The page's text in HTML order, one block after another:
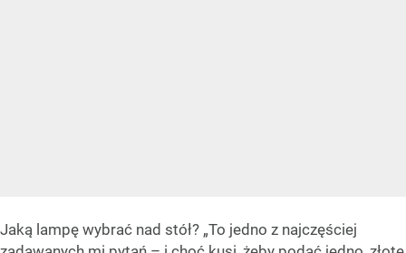
Jaką lampę wybrać nad stół? „To jedno z najczęściej